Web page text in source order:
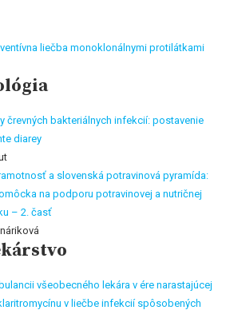
liečba monoklonálnymi protilátkami
črevných bakteriálnych infekcií: postavenie
diarey
a slovenská potravinová pyramída:
na podporu potravinovej a nutričnej
– 2. časť
všeobecného lekára v ére narastajúcej
v liečbe infekcií spôsobených